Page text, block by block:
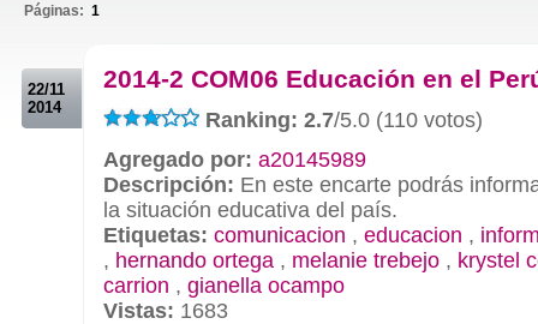
Páginas: 1
22/11
2014
2014-2 COM06 Educación en el
Ranking: 2.7/5.0 (110 votos)
Agregado por: a20145989
Descripción: En este encarte podrás
la situación educativa del país.
Etiquetas: comunicacion , educacion ,
, hernando ortega , melanie trebejo , krystel
carrion , gianella ocampo
Vistas: 1683